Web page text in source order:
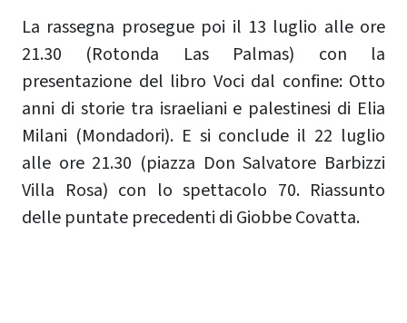
La rassegna prosegue poi il 13 luglio alle ore
21.30 (Rotonda Las Palmas) con la
presentazione del libro Voci dal confine: Otto
anni di storie tra israeliani e palestinesi di Elia
Milani (Mondadori). E si conclude il 22 luglio
alle ore 21.30 (piazza Don Salvatore Barbizzi
Villa Rosa) con lo spettacolo 70. Riassunto
delle puntate precedenti di Giobbe Covatta.